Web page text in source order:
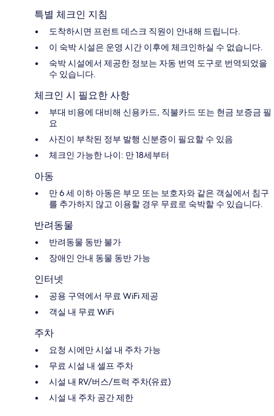
특별 체크인 지침
도착하시면 프런트 데스크 직원이 안내해 드립니다.
이 숙박 시설은 운영 시간 이후에 체크인하실 수 없습니다.
숙박 시설에서 제공한 정보는 자동 번역 도구로 번역되었을
수 있습니다.
체크인 시 필요한 사항
부대 비용에 대비해 신용카드, 직불카드 또는 현금 보증금 필
요
사진이 부착된 정부 발행 신분증이 필요할 수 있음
체크인 가능한 나이: 만 18세부터
아동
만 6 세 이하 아동은 부모 또는 보호자와 같은 객실에서 침구
를 추가하지 않고 이용할 경우 무료로 숙박할 수 있습니다.
반려동물
반려동물 동반 불가
장애인 안내 동물 동반 가능
인터넷
공용 구역에서 무료 WiFi 제공
객실 내 무료 WiFi
주차
요청 시에만 시설 내 주차 가능
무료 시설 내 셀프 주차
시설 내 RV/버스/트럭 주차(유료)
시설 내 주차 공간 제한